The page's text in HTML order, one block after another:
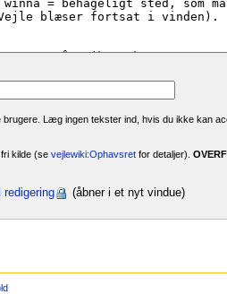
Læg ingen tekster ind, hvis du ikke kan
kilde (se vejlewiki:Ophavsretfor detaljer).
(åbner i et nyt vindue)